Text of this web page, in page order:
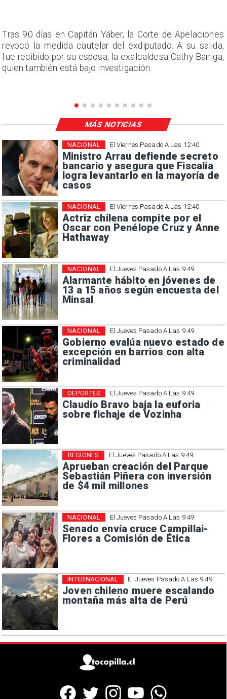
Tras 90 días en Capitán Yáber, la Corte de Apelaciones
revocó la medida cautelar del exdiputado. A su salida,
fue recibido por su esposa, la exalcaldesa Cathy Barriga,
quien también está bajo investigación.
El Viernes Pasado A Las 12:40
Ministro Arrau defiende secreto
bancario y asegura que Fiscalía
logra levantarlo en la mayoría de
casos
NACIONAL
El Viernes Pasado A Las 12:40
Actriz chilena compite por el
Oscar con Penélope Cruz y Anne
Hathaway
NACIONAL
El Jueves Pasado A Las 9:49
Alarmante hábito en jóvenes de
13 a 15 años según encuesta del
Minsal
NACIONAL
El Jueves Pasado A Las 9:49
Gobierno evalúa nuevo estado de
excepción en barrios con alta
criminalidad
NACIONAL
El Jueves Pasado A Las 9:49
Claudio Bravo baja la euforia
sobre fichaje de Vozinha
DEPORTES
El Jueves Pasado A Las 9:49
Aprueban creación del Parque
Sebastián Piñera con inversión
de $4 mil millones
REGIONES
El Jueves Pasado A Las 9:49
Senado envía cruce Campillai-
Flores a Comisión de Ética
NACIONAL
El Jueves Pasado A Las 9:49
Joven chileno muere escalando
montaña más alta de Perú
INTERNACIONAL
MÁS NOTICIAS